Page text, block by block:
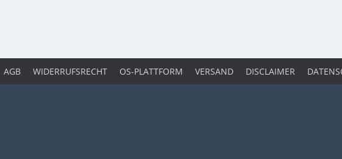
AGB WIDERRUFSRECHT OS-PLATTFORM VERSAND DISCLAIMER